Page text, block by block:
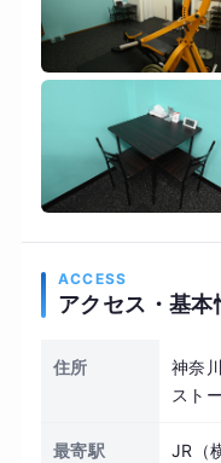
ACCESS
アクセス・基本
住所
神奈
スト
最寄駅
JR（